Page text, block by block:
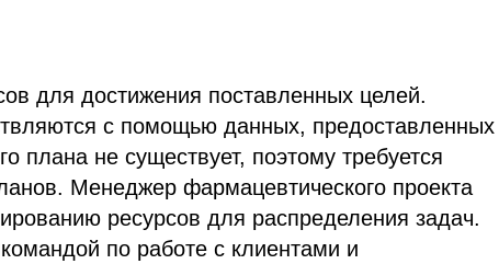
для достижения поставленных целей.
с помощью данных, предоставленных
плана не существует, поэтому требуется
Менеджер фармацевтического проекта
ресурсов для распределения задач.
по работе с клиентами и